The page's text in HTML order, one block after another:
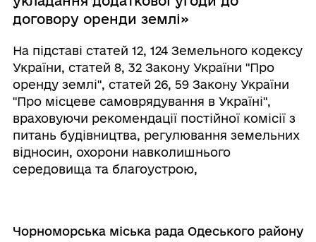
договору оренди землі»
На підставі статей 12, 124 Земельного кодексу
України, статей 8, 32 Закону України "Про
оренду землі", статей 26, 59 Закону України
"Про місцеве самоврядування в Україні",
враховуючи рекомендації постійної комісії з
питань будівництва, регулювання земельних
відносин, охорони навколишнього
середовища та благоустрою,
Чорноморська міська рада Одеського району